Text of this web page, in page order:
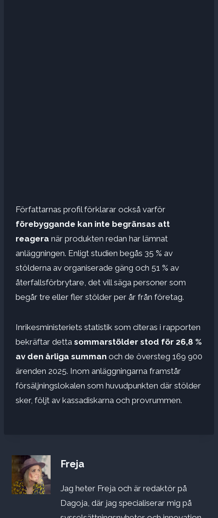
Författarnas profil förklarar också varför
förebyggande kan inte begränsas att
reagera när produkten redan har lämnat
anläggningen. Enligt studien begås 35 % av
stölderna av organiserade gäng och 51 % av
återfallsförbrytare, det vill säga personer som
begår tre eller fler stölder per år från företag.
Inrikesministeriets statistik som citeras i rapporten
bekräftar detta sommarstölder stod för 26,8 %
av den årliga summan och de översteg 169 900
ärenden 2025. Inom anläggningarna framstår
försäljningslokalen som huvudpunkten där stölder
sker, följt av kassadiskarna och provrummen.
Freja
Jag heter Freja och är redaktör på
Dagoja, där jag specialiserar mig på